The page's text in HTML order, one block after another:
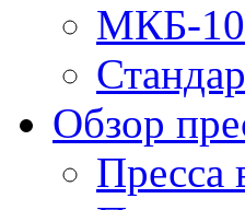
МКБ-10
Обзор
Пресса